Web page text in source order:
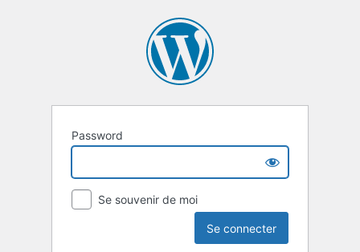
Password
Se souvenir de moi